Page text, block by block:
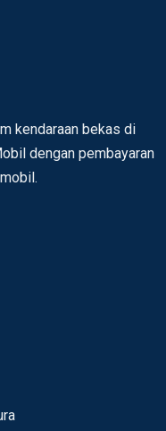
kendaraan bekas di
dengan pembayaran